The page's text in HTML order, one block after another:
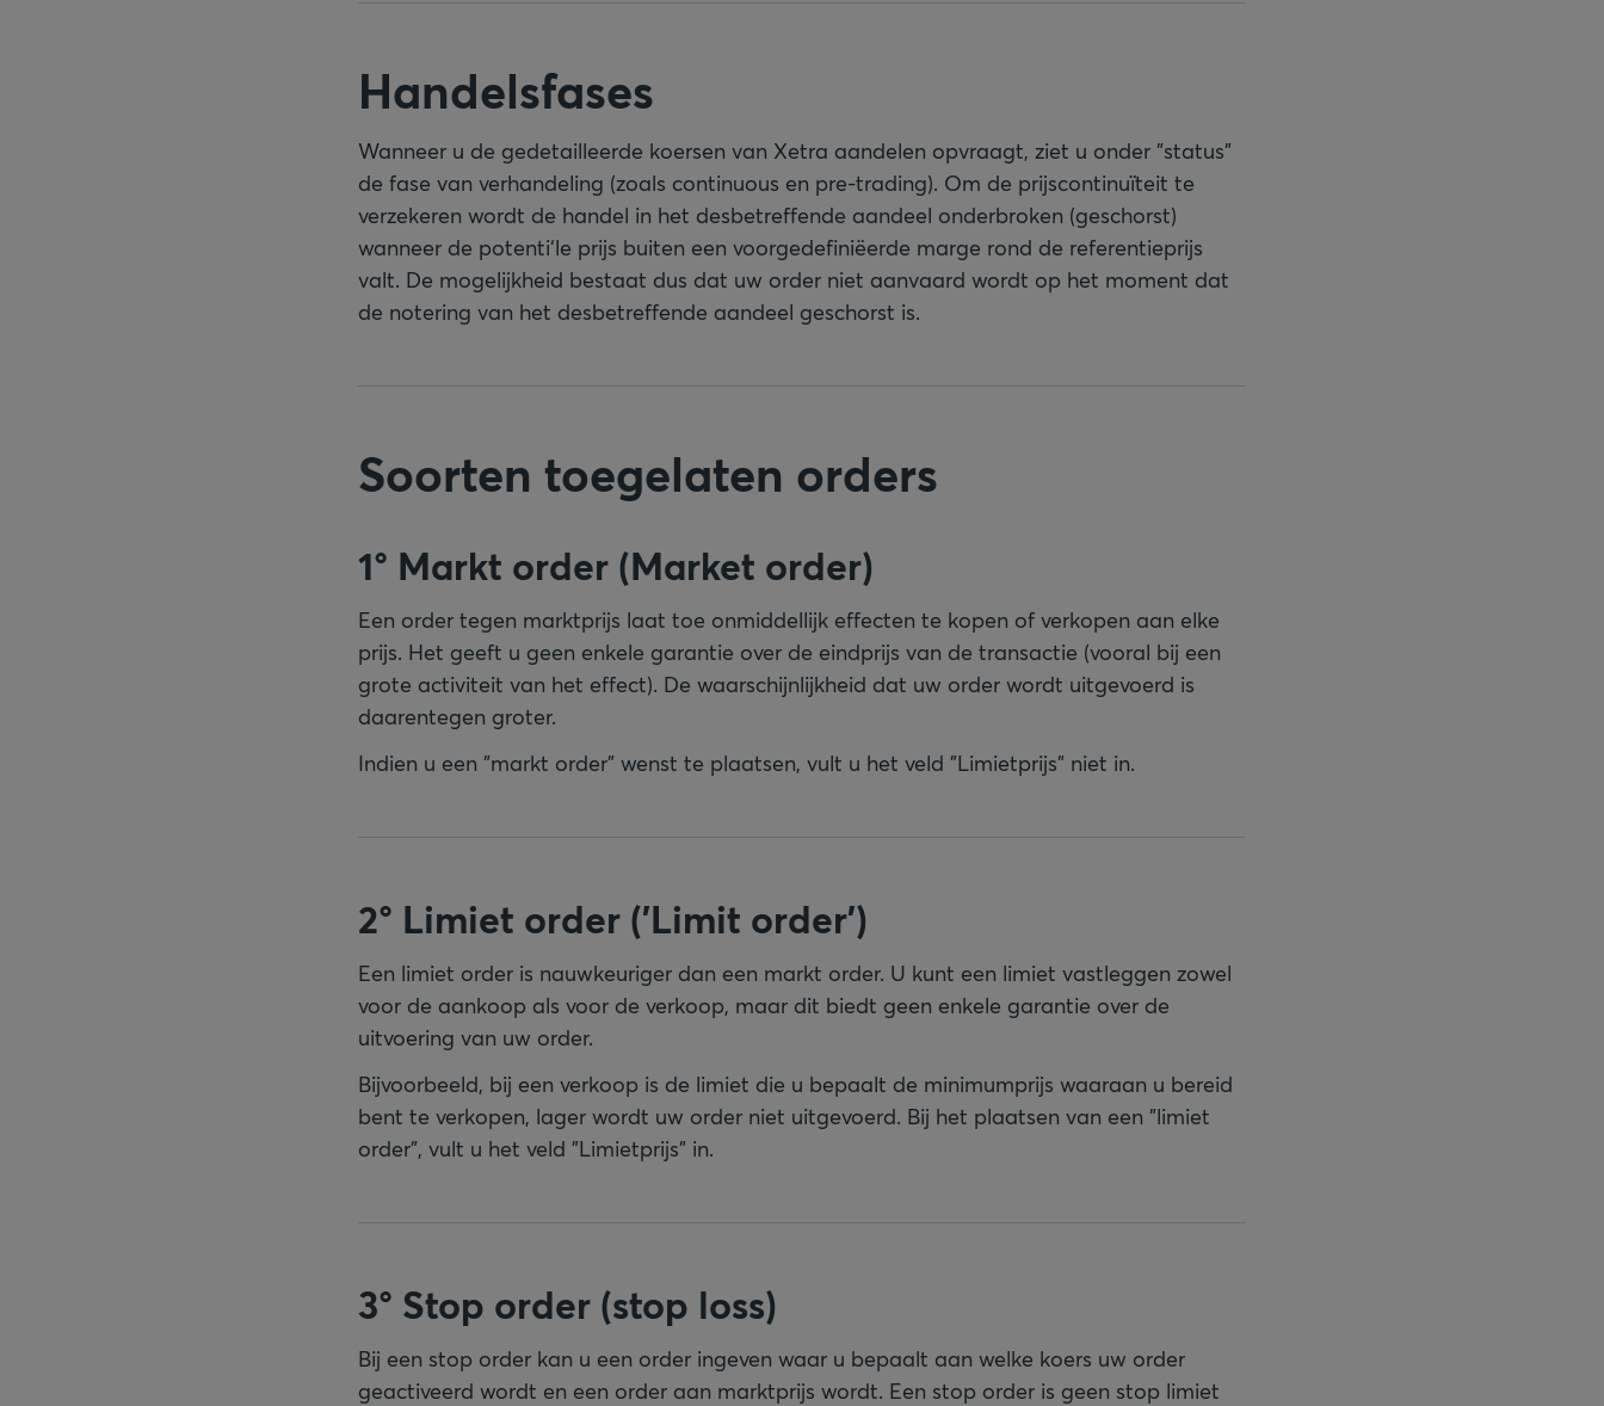
Handelsfases
Wanneer u de gedetailleerde koersen van Xetra aandelen opvraagt, ziet u onder "status"
de fase van verhandeling (zoals continuous en pre-trading). Om de prijscontinuïteit te
verzekeren wordt de handel in het desbetreffende aandeel onderbroken (geschorst)
wanneer de potenti‘le prijs buiten een voorgedefiniëerde marge rond de referentieprijs
valt. De mogelijkheid bestaat dus dat uw order niet aanvaard wordt op het moment dat
de notering van het desbetreffende aandeel geschorst is.
Soorten toegelaten orders
1° Markt order (Market order)
Een order tegen marktprijs laat toe onmiddellijk effecten te kopen of verkopen aan elke
prijs. Het geeft u geen enkele garantie over de eindprijs van de transactie (vooral bij een
grote activiteit van het effect). De waarschijnlijkheid dat uw order wordt uitgevoerd is
daarentegen groter.
Indien u een "markt order" wenst te plaatsen, vult u het veld "Limietprijs" niet in.
2° Limiet order ('Limit order')
Een limiet order is nauwkeuriger dan een markt order. U kunt een limiet vastleggen zowel
voor de aankoop als voor de verkoop, maar dit biedt geen enkele garantie over de
uitvoering van uw order.
Bijvoorbeeld, bij een verkoop is de limiet die u bepaalt de minimumprijs waaraan u bereid
bent te verkopen, lager wordt uw order niet uitgevoerd. Bij het plaatsen van een "limiet
order", vult u het veld "Limietprijs" in.
3° Stop order (stop loss)
Bij een stop order kan u een order ingeven waar u bepaalt aan welke koers uw order
geactiveerd wordt en een order aan marktprijs wordt. Een stop order is geen stop limiet